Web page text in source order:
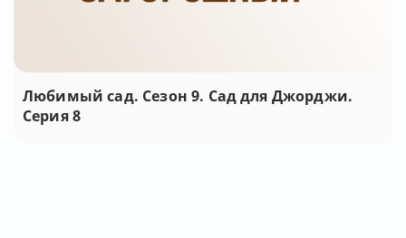
Любимый сад. Сезон 9. Сад для Джорджи.
Серия 8